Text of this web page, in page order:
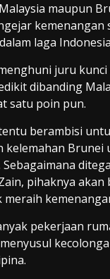
maupun
kemenangan
laga
juru kunci
dibanding
satu poin pun.
berambisi
kelemahan Brunei
pihaknya akan
pekerjaan